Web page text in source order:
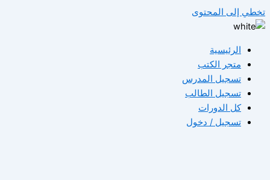
تخطي إلى المحتوى
الرئيسية
متجر الكتب
تسجيل المدرس
تسجيل الطالب
كل الدورات
تسجيل / دخول